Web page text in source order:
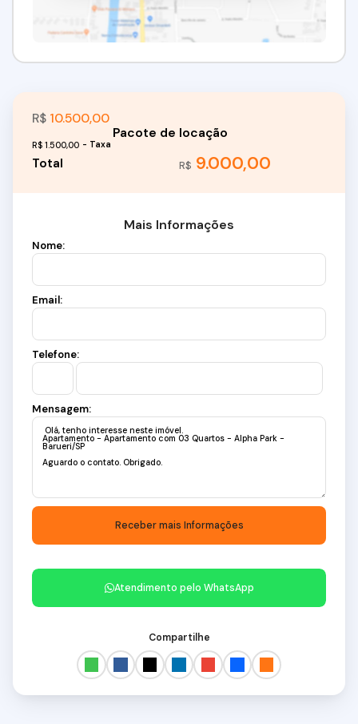
R$ 9.000,00
R$ 1.500,00
R$ 10.500,00
Mais Informações
Nome:
Email:
Telefone:
Mensagem:
Atendimento pelo WhatsApp
Compartilhe